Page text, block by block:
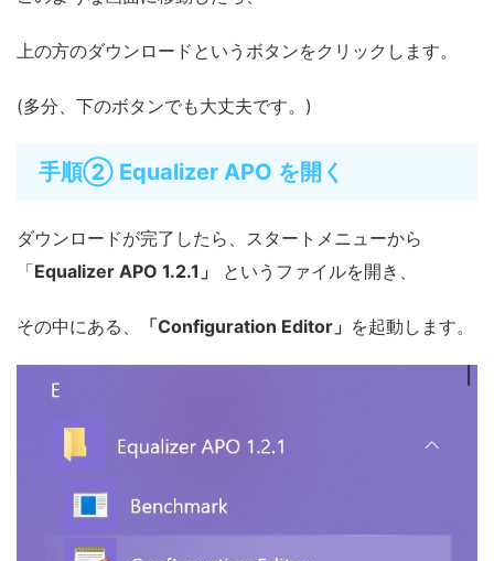
上の方のダウンロードというボタンをクリックします。
(多分、下のボタンでも大丈夫です。)
手順② Equalizer APO を開く
ダウンロードが完了したら、スタートメニューから
「Equalizer APO 1.2.1」 というファイルを開き、
その中にある、 「Configuration Editor」 を起動します。